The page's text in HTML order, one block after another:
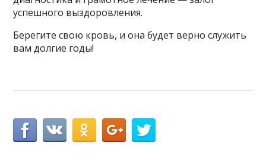
успешного выздоровления.
Берегите свою кровь, и она будет верно служить
вам долгие годы!